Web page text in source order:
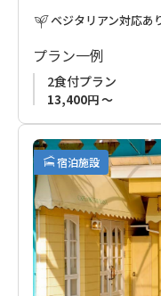
地元の旬の素材と温泉
す。
温泉は24時間かけ流し
また、世界遺産唯一の
是非、一度わが民宿や
を心よりお待ちしてお
■ご予約受付について
◆当館は1室2名様から
◆お申込みの受付はご
◆連泊はお受けできませ
ベジタリアン対応あ
プラン一例
2食付プラン
13,400円 ～
宿泊施設